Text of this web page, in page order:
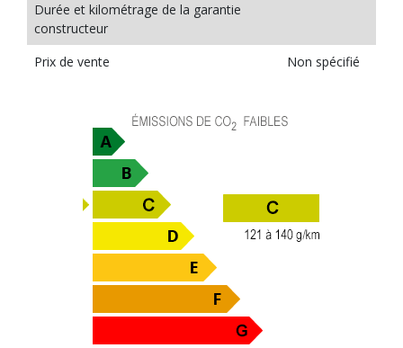
Durée et kilométrage de la garantie
constructeur
Prix de vente
Non spécifié